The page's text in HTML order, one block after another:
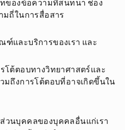
ทของข้อความที่สนทนา ช่อง
มถี่ในการสื่อสาร
และบริการของเรา และ
โต้ตอบทางวิทยาศาสตร์และ
มถึงการโต้ตอบที่อาจเกิดขึ้นใน
วนบุคคลของบุคคลอื่นแก่เรา